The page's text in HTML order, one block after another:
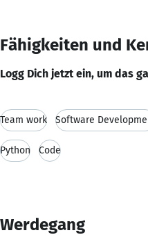
Fähigkeiten und
Logg Dich jetzt ein, um das
Team work Software
Python Code
Werdegang